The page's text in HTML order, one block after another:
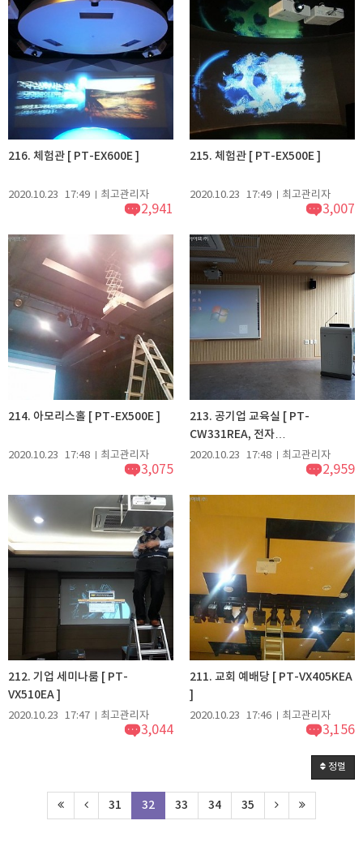
216. 체험관 [ PT-EX600E ]
2020.10.23 17:49 최고관리자
2,941
215. 체험관 [ PT-EX500E ]
2020.10.23 17:49 최고관리자
3,007
214. 아모리스홀 [ PT-EX500E ]
2020.10.23 17:48 최고관리자
3,075
213. 공기업 교육실 [ PT-
CW331REA, 전자…
2020.10.23 17:48 최고관리자
2,959
212. 기업 세미나룸 [ PT-
VX510EA ]
2020.10.23 17:47 최고관리자
3,044
211. 교회 예배당 [ PT-VX405KEA
]
2020.10.23 17:46 최고관리자
3,156
정렬
31 32 33 34 35